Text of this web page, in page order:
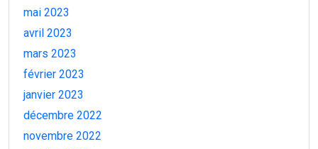
mai 2023
avril 2023
mars 2023
février 2023
janvier 2023
décembre 2022
novembre 2022